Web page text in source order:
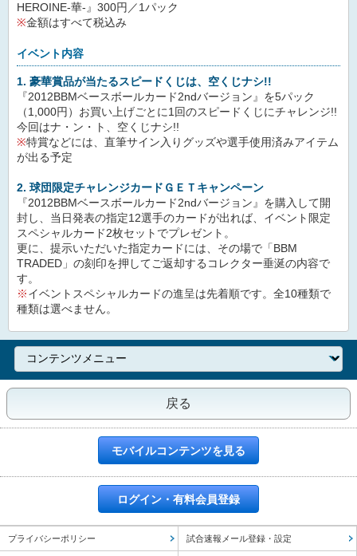
HEROINE-華-』300円／1パック
※金額はすべて税込み
イベント内容
1. 豪華賞品が当たるスピードくじは、空くじナシ!!
『2012BBMベースボールカード2ndバージョン』を5パック
（1,000円）お買い上げごとに1回のスピードくじにチャレンジ!!
今回はナ・ン・ト、空くじナシ!!
※特賞などには、直筆サイン入りグッズや選手使用済みアイテム
が出る予定
2. 球団限定チャレンジカードＧＥＴキャンペーン
『2012BBMベースボールカード2ndバージョン』を購入して開
封し、当日発表の指定12選手のカードが出れば、イベント限定
スペシャルカード2枚セットでプレゼント。
更に、提示いただいた指定カードには、その場で「BBM
TRADED」の刻印を押してご返却するコレクター垂涎の内容で
す。
※イベントスペシャルカードの進呈は先着順です。全10種類で
種類は選べません。
戻る
モバイルコンテンツを見る
ログイン・有料会員登録
プライバシーポリシー 試合速報メール登録・設定